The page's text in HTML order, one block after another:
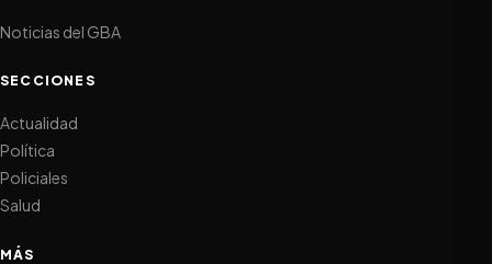
Noticias del GBA
SECCIONES
Actualidad
Política
Policiales
Salud
MÁS